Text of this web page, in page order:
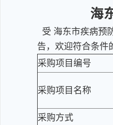
海
受 海东市疾病预
告，欢迎符合条件
采购项目编号
采购项目名称
采购方式